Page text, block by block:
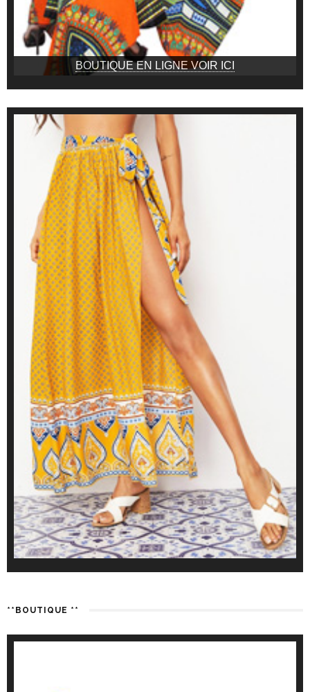
BOUTIQUE EN LIGNE VOIR ICI
**BOUTIQUE **